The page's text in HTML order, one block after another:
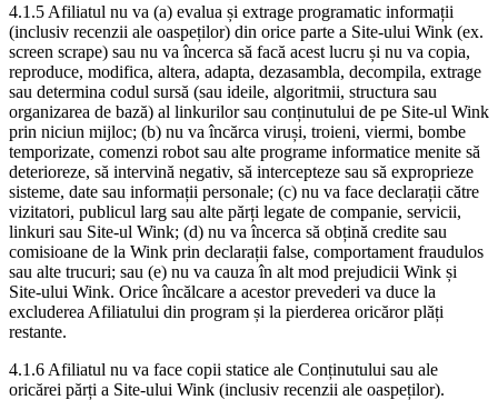
4.1.5 Afiliatul nu va (a) evalua și extrage programatic informații
(inclusiv recenzii ale oaspeților) din orice parte a Site-ului Wink (ex.
screen scrape) sau nu va încerca să facă acest lucru și nu va copia,
reproduce, modifica, altera, adapta, dezasambla, decompila, extrage
sau determina codul sursă (sau ideile, algoritmii, structura sau
organizarea de bază) al linkurilor sau conținutului de pe Site-ul Wink
prin niciun mijloc; (b) nu va încărca viruși, troieni, viermi, bombe
temporizate, comenzi robot sau alte programe informatice menite să
deterioreze, să intervină negativ, să intercepteze sau să exproprieze
sisteme, date sau informații personale; (c) nu va face declarații către
vizitatori, publicul larg sau alte părți legate de companie, servicii,
linkuri sau Site-ul Wink; (d) nu va încerca să obțină credite sau
comisioane de la Wink prin declarații false, comportament fraudulos
sau alte trucuri; sau (e) nu va cauza în alt mod prejudicii Wink și
Site-ului Wink. Orice încălcare a acestor prevederi va duce la
excluderea Afiliatului din program și la pierderea oricăror plăți
restante.
4.1.6 Afiliatul nu va face copii statice ale Conținutului sau ale
oricărei părți a Site-ului Wink (inclusiv recenzii ale oaspeților).